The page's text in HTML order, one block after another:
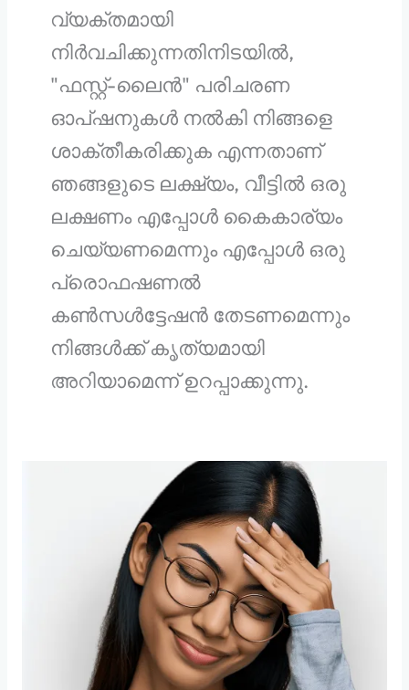
വ്യക്തമായി
നിർവചിക്കുന്നതിനിടയിൽ,
"ഫസ്റ്റ്-ലൈൻ" പരിചരണ
ഓപ്ഷനുകൾ നൽകി നിങ്ങളെ
ശാക്തീകരിക്കുക എന്നതാണ്
ഞങ്ങളുടെ ലക്ഷ്യം, വീട്ടിൽ ഒരു
ലക്ഷണം എപ്പോൾ കൈകാര്യം
ചെയ്യണമെന്നും എപ്പോൾ ഒരു
പ്രൊഫഷണൽ
കൺസൾട്ടേഷൻ തേടണമെന്നും
നിങ്ങൾക്ക് കൃത്യമായി
അറിയാമെന്ന് ഉറപ്പാക്കുന്നു.
വീട്ടുവൈദ്യങ്ങൾ